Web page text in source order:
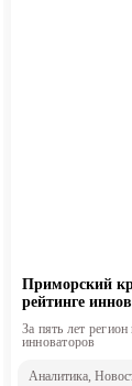
Приморский
рейтинге
За пять лет
инноваторов
Аналитика,